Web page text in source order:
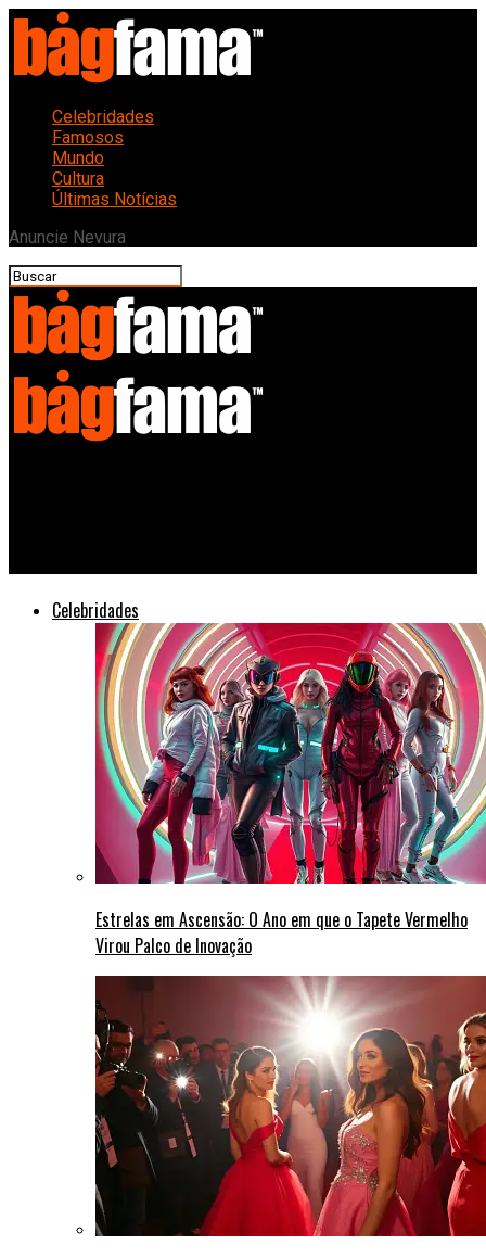
Celebridades
Famosos
Mundo
Cultura
Últimas Notícias
Anuncie Nevura
Celebridades
Estrelas em Ascensão: O Ano em que o Tapete Vermelho
Virou Palco de Inovação